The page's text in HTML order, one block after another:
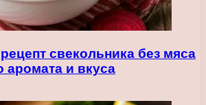
свекольника без мяса
аромата и вкуса